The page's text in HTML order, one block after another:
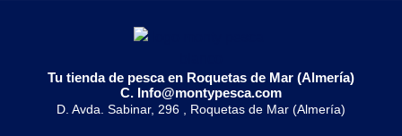
Tu tienda de pesca en Roquetas de Mar (Almería)
C. Info@montypesca.com
D. Avda. Sabinar, 296 , Roquetas de Mar (Almería)